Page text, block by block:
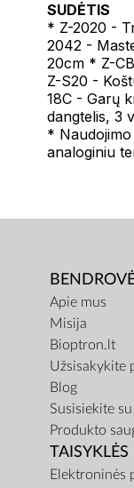
SUDĖTIS
* Z-2020 -
2042 -
20cm * Z-
Z-S20 -
18C - Garų
dangtelis, 3
*
analoginiu
Apie mus
Misija
Bioptron.lt
Užsisakykite
Blog
Susisiekite
Produkto
TAISYKLĖS
Elektroninės